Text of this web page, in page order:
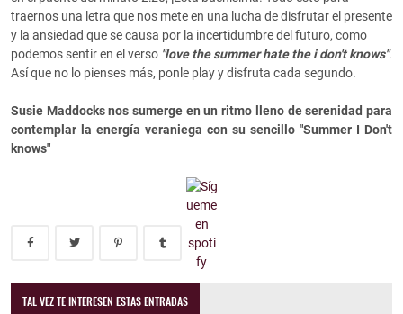
traernos una letra que nos mete en una lucha de disfrutar el presente
y la ansiedad que se causa por la incertidumbre del futuro, como
podemos sentir en el verso "love the summer hate the i don't knows".
Así que no lo pienses más, ponle play y disfruta cada segundo.
Susie Maddocks nos sumerge en un ritmo lleno de serenidad para
contemplar la energía veraniega con su sencillo "Summer I Don't
knows"
TAL VEZ TE INTERESEN ESTAS ENTRADAS